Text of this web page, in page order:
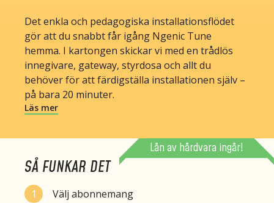
Det enkla och pedagogiska installationsflödet
gör att du snabbt får igång Ngenic Tune
hemma. I kartongen skickar vi med en trådlös
innegivare, gateway, styrdosa och allt du
behöver för att färdigställa installationen själv –
på bara 20 minuter.
Läs mer
SÅ FUNKAR DET
Lån av hårdvara ingår!
Välj abonnemang